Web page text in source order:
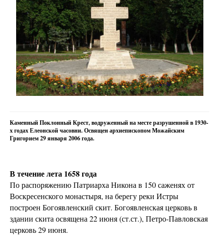
Каменный Поклонный Крест, водруженный на месте разрушенной в 1930-
х годах Елеонской часовни. Освящен архиепископом Можайским
Григорием 29 января 2006 года.
В течение лета 1658 года
По распоряжению Патриарха Никона в 150 саженях от
Воскресенского монастыря, на берегу реки Истры
построен Богоявленский скит. Богоявленская церковь в
здании скита освящена 22 июня (ст.ст.), Петро-Павловская
церковь 29 июня.